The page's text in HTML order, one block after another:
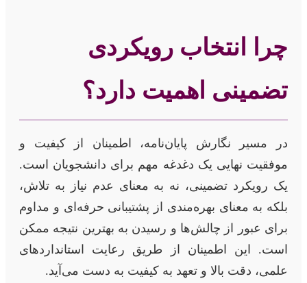
چرا انتخاب رویکردی
تضمینی اهمیت دارد؟
در مسیر نگارش پایان‌نامه، اطمینان از کیفیت و
موفقیت نهایی یک دغدغه مهم برای دانشجویان است.
یک رویکرد تضمینی، نه به معنای عدم نیاز به تلاش،
بلکه به معنای بهره‌مندی از پشتیبانی حرفه‌ای و مداوم
برای عبور از چالش‌ها و رسیدن به بهترین نتیجه ممکن
است. این اطمینان از طریق رعایت استانداردهای
علمی، دقت بالا و تعهد به کیفیت به دست می‌آید.